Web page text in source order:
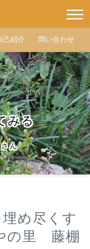
己紹介 問い合わせ
みる
ん
埋め尽くす
の里 藤棚